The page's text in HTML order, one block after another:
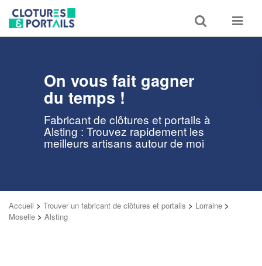
Toggle
search
Toggle
On vous fait gagner
du temps !
Fabricant de clôtures et portails à
Alsting : Trouvez rapidement les
meilleurs artisans autour de moi
Accueil > Trouver un fabricant de clôtures et portails > Lorraine >
Moselle > Alsting